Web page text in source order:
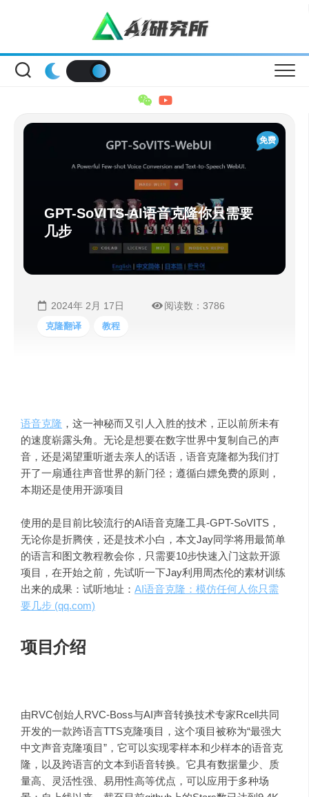
免费
GPT-SoVITS-AI语音克隆你只需要
几步
2024年 2月 17日 阅读数：3786
克隆翻译 教程
语音克隆 ，这一神秘而又引人入胜的技术，正以前所未有
的速度崭露头角。无论是想要在数字世界中复制自己的声
音，还是渴望重听逝去亲人的话语，语音克隆都为我们打
开了一扇通往声音世界的新门径； 遵循白嫖免费的原则，
本期还是使用开源项目
使用的是目前比较流行的AI语音克隆工具-GPT-SoVITS ，
无论你是折腾侠，还是技术小白，本文Jay同学将用最简单
的语言和图文教程教会你，只需要10步快速入门这款开源
项目，在开始之前，先试听一下Jay利用周杰伦的素材训练
出来的成果：试听地址： AI语音克隆：模仿任何人你只需
要几步 (qq.com)
项目介绍
由RVC创始人RVC-Boss与AI声音转换技术专家Rcell共同
开发的一款跨语言TTS克隆项目，这个项目被称为“最强大
中文声音克隆项目”，它可以实现零样本和少样本的语音克
隆，以及 跨语言的文本到语音转换。它具有数据量少、质
量高、灵活性强、易用性高等优点，可以应用于多种场